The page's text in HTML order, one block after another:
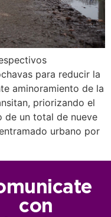
para reducir la
aminoramiento de la
priorizando el
de un total de nueve
urbano por
con